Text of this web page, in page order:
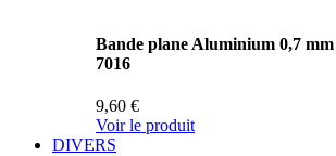
Bande plane Aluminium 0,7
7016
9,60 €
Voir le produit
DIVERS